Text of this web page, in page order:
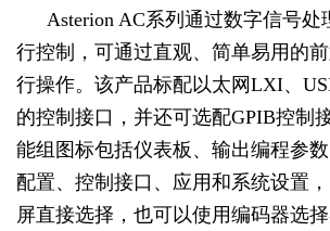
Asterion AC系列通过数字信号处
行控制，可通过直观、简单易用的
行操作。该产品标配以太网LXI、
的控制接口，并还可选配GPIB控制
能组图标包括仪表板、输出编程参数
配置、控制接口、应用和系统设置
屏直接选择，也可以使用编码器选